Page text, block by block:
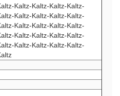
Kaltz-Kaltz-Kaltz-Kaltz-
Kaltz-Kaltz-Kaltz-Kaltz-
Kaltz-Kaltz-Kaltz-Kaltz-
Kaltz-Kaltz-Kaltz-Kaltz-
Kaltz-Kaltz-Kaltz-Kaltz-